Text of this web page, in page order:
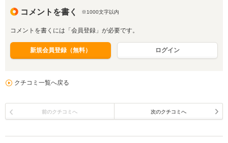
コメントを書く ※1000文字以内
コメントを書くには「会員登録」が必要です。
新規会員登録（無料） ログイン
クチコミ一覧へ戻る
前のクチコミへ 次のクチコミへ